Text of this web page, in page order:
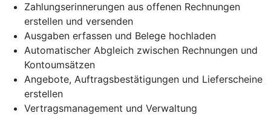
Zahlungserinnerungen aus offenen Rechnungen
erstellen und versenden
Ausgaben erfassen und Belege hochladen
Automatischer Abgleich zwischen Rechnungen und
Kontoumsätzen
Angebote, Auftragsbestätigungen und Lieferscheine
erstellen
Vertragsmanagement und Verwaltung